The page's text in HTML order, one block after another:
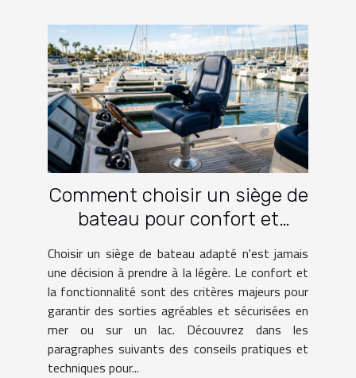
Comment choisir un siège de
bateau pour confort et
fonctionnalité?
Choisir un siège de bateau adapté n'est jamais
une décision à prendre à la légère. Le confort et
la fonctionnalité sont des critères majeurs pour
garantir des sorties agréables et sécurisées en
mer ou sur un lac. Découvrez dans les
paragraphes suivants des conseils pratiques et
techniques pour...